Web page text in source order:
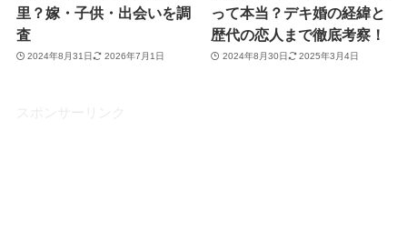
里？嫁・子供・出会いを調
査
2024年8月31日 2026年7月1日
って本当？デキ婚の経緯と
歴代の恋人まで徹底考察！
2024年8月30日 2025年3月4日